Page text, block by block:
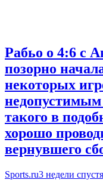
Рабьо о 4:6 с
позорно
некоторых
недопустимым
такого в
хорошо
вернувшего
Sports.ru3 недели спустя